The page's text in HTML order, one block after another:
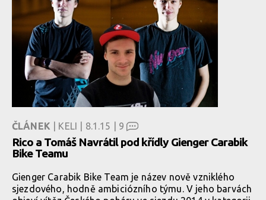
ČLÁNEK | KELI | 8.1.15 | 9
Rico a Tomáš Navrátil pod křídly Gienger Carabik
Bike Teamu
Gienger Carabik Bike Team je název nově vzniklého
sjezdového, hodně ambiciózního týmu. V jeho barvách